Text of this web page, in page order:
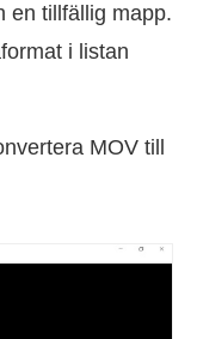
en tillfällig mapp.
i listan
MOV till